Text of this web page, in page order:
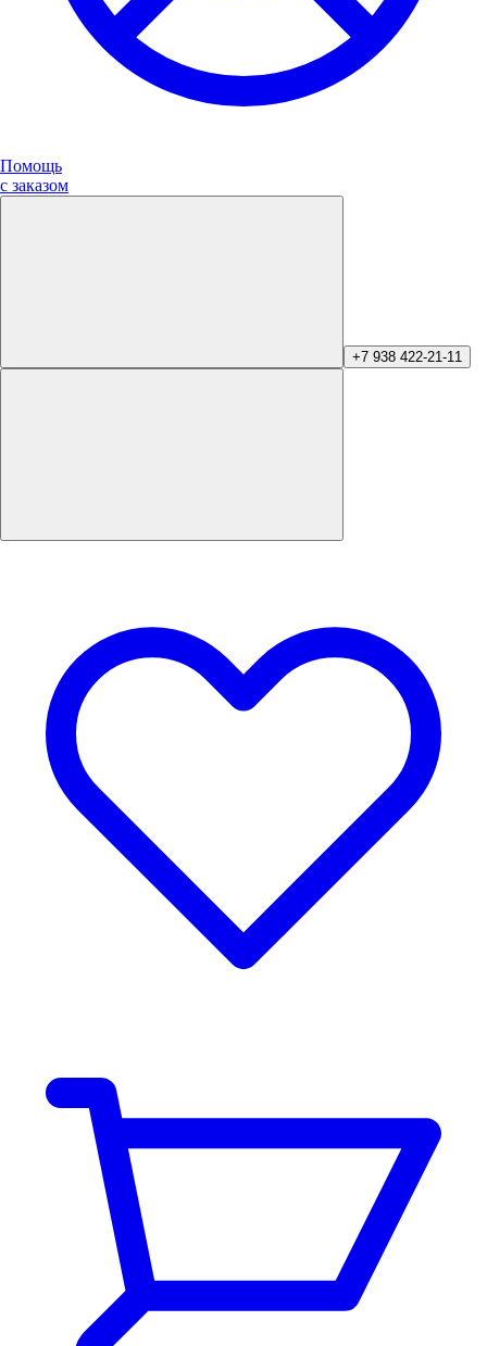
Помощь
с заказом
+7 938 422-21-11